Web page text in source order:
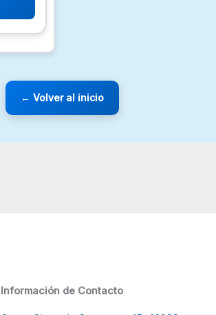
← Volver al inicio
Información de Contacto